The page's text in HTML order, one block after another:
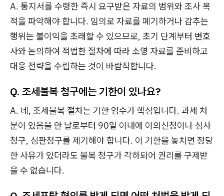
A. 통지서를 수령한 즉시 요구받은 자료의 범위와 조사 목
적을 파악해야 합니다. 임의로 자료를 폐기하거나 감추는
행위는 불이익을 초래할 수 있으므로, 초기 단계부터 변호
사와 논의하여 적법한 절차에 따라 소명 자료를 준비하고
대응 전략을 수립하는 것이 바람직합니다.
Q. 조세불복 청구에는 기한이 있나요?
A. 네, 조세불복 절차는 기한 엄수가 핵심입니다. 과세 처
분이 있음을 안 날로부터 90일 이내에 이의신청이나 심사
청구, 심판청구를 제기해야 합니다. 이 기한을 놓치면 정당
한 사유가 있더라도 불복 청구가 각하되어 권리를 구제받
을 수 없습니다.